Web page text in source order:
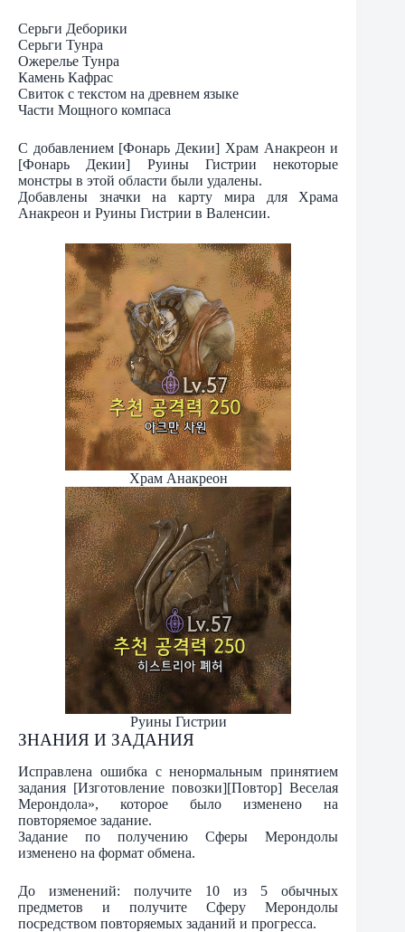
Серьги Деборики
Серьги Тунра
Ожерелье Тунра
Камень Кафрас
Свиток с текстом на древнем языке
Части Мощного компаса
С добавлением [Фонарь Декии] Храм Анакреон и
[Фонарь Декии] Руины Гистрии некоторые
монстры в этой области были удалены.
Добавлены значки на карту мира для Храма
Анакреон и Руины Гистрии в Валенсии.
Храм Анакреон
Руины Гистрии
ЗНАНИЯ И ЗАДАНИЯ
Исправлена ошибка с ненормальным принятием
задания [Изготовление повозки][Повтор] Веселая
Мерондола», которое было изменено на
повторяемое задание.
Задание по получению Сферы Мерондолы
изменено на формат обмена.
До изменений: получите 10 из 5 обычных
предметов и получите Сферу Мерондолы
посредством повторяемых заданий и прогресса.